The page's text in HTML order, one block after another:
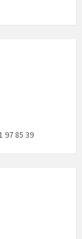
97 85 39